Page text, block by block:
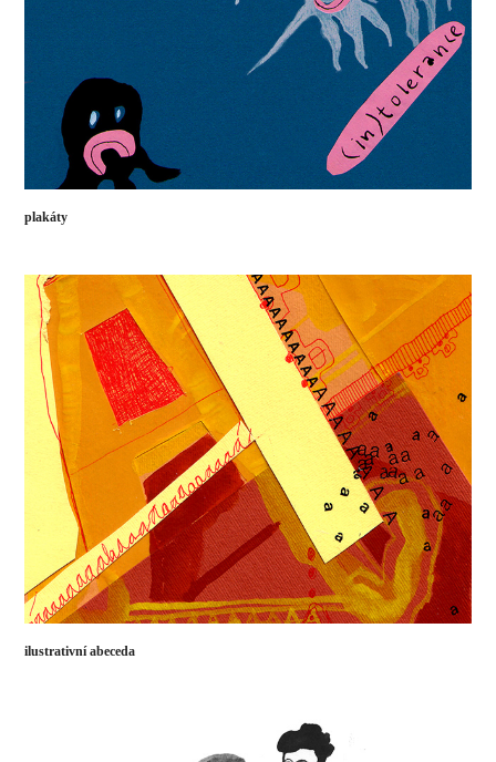
plakáty
ilustrativní abeceda